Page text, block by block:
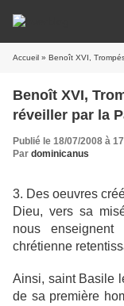
Accueil » Benoît XVI,
Benoît XVI,
réveiller par la
Publié le 18/07/2008 à
Par dominicanus
3. Des oeuvres
Dieu, vers sa
nous
chrétienne
Ainsi, saint Basile
de sa première